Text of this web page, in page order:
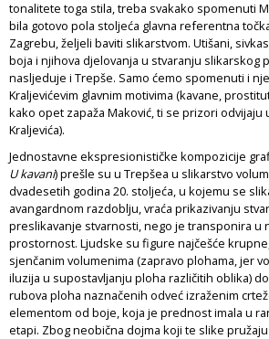
tonalitete toga stila, treba svakako spomenuti
bila gotovo pola stoljeća glavna referentna
Zagrebu, željeli baviti slikarstvom. Utišani,
boja i njihova djelovanja u stvaranju
nasljeduje i Trepše. Samo ćemo spomenuti i
Kraljevićevim glavnim motivima (kavane,
kako opet zapaža Maković, ti se prizori
Kraljevića).
Jednostavne ekspresionističke kompozicije
U kavani) prešle su u Trepšea u slikarstvo
dvadesetih godina 20. stoljeća, u kojemu se
avangardnom razdoblju, vraća prikazivanju
preslikavanje stvarnosti, nego je transponira u
prostornost. Ljudske su figure najčešće
sjenčanim volumenima (zapravo plohama, jer
iluzija u supostavljanju ploha različitih oblika)
rubova ploha naznačenih odveć izraženim
elementom od boje, koja je prednost imala u
etapi. Zbog neobična dojma koji te slike